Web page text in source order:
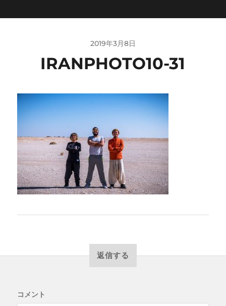
2019年3月8日
IRANPHOTO10-31
返信する
コメント